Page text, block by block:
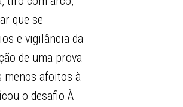
que se
e vigilância da
de uma prova
menos afoitos à
o desafio.À